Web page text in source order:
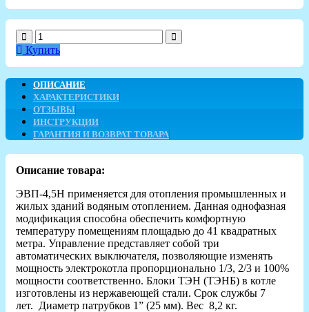
Купить
ОПИСАНИЕ
ХАРАКТЕРИСТИКИ
ОТЗЫВЫ
ИНСТРУКЦИИ
ГАРАНТИЯ И ВОЗВРАТ ТОВАРА
Описание товара:
ЭВП-4,5Н применяется для отопления промышленных и
жилых зданий водяным отоплением. Данная однофазная
модификация способна обеспечить комфортную
температуру помещениям площадью до 41 квадратных
метра. Управление представляет собой три
автоматических выключателя, позволяющие изменять
мощность электрокотла пропорционально 1/3, 2/3 и 100%
мощности соответственно. Блоки ТЭН (ТЭНБ) в котле
изготовлены из нержавеющей стали. Срок службы 7
лет. Диаметр патрубков 1” (25 мм). Вес 8,2 кг.